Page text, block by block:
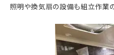
照明や換気扇の設備も組立作業